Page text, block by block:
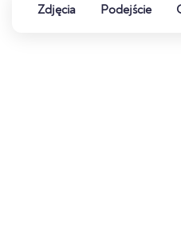
Zdjęcia Podejście